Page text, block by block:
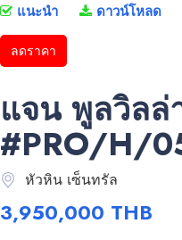
แนะนำ ดาวน์โหลด
ลดราคา
แจน พูลวิล
#PRO/H/
หัวหิน เซ็นทรัล
3,950,000 THB